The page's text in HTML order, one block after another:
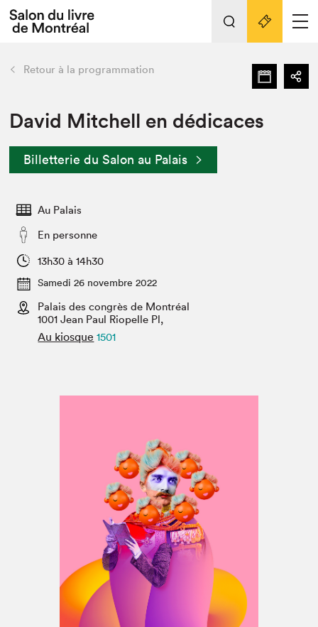
Espace exposant⋅e⋅s
Espace enseignant·e·s
Espace médias
L'événement
Préparer sa visite au Salon
Actualités
SLM PRO
retour Nos activités
Préparer sa visite
Salon dans la ville et en ligne
Projets partenaires
Liens pratiques
Retour à la programmation
David Mitchell en dédicaces
Billetterie du Salon au Palais
Au Palais
En personne
13h30 à 14h30
Samedi 26 novembre 2022
Palais des congrès de Montréal
1001 Jean Paul Riopelle Pl,
Au kiosque 1501